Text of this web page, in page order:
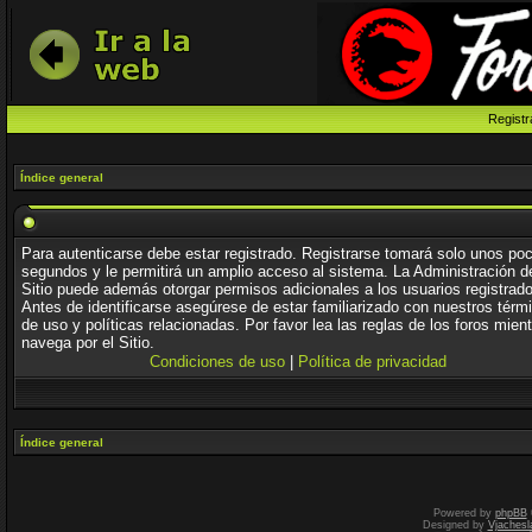
Índice general
Para autenticarse debe estar registrado. Registrarse tomará solo unos
segundos y le permitirá un amplio acceso al sistema. La Administración
Sitio puede además otorgar permisos adicionales a los usuarios
Antes de identificarse asegúrese de estar familiarizado con nuestros
de uso y políticas relacionadas. Por favor lea las reglas de los foros
navega por el Sitio.
Condiciones de uso
Política de privacidad
Índice general
Powered by phpBB
Designed by